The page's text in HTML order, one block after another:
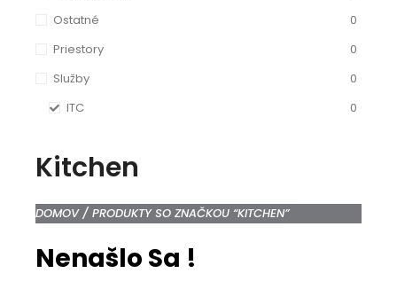
Ostatné
0
Priestory
0
Služby
0
ITC
0
Kitchen
DOMOV/ PRODUKTY SO ZNAČKOU “KITCHEN”
Nenašlo Sa !